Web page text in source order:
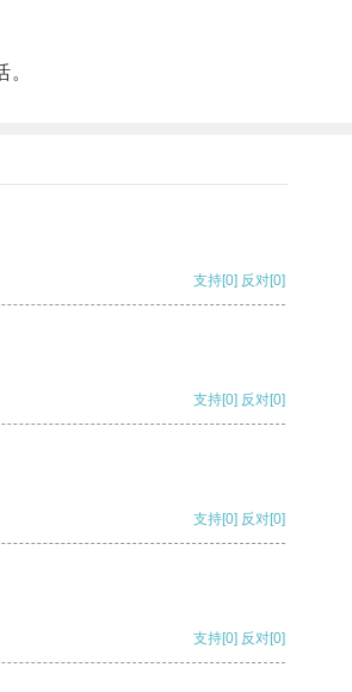
支持[0] 反对[0]
支持[0] 反对[0]
支持[0] 反对[0]
支持[0] 反对[0]